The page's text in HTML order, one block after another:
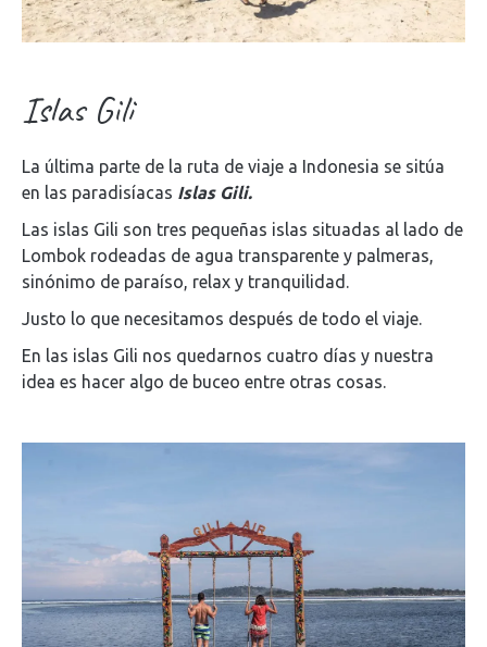
Islas Gili
La última parte de la ruta de viaje a Indonesia se sitúa
en las paradisíacas Islas Gili.
Las islas Gili son tres pequeñas islas situadas al lado de
Lombok rodeadas de agua transparente y palmeras,
sinónimo de paraíso, relax y tranquilidad.
Justo lo que necesitamos después de todo el viaje.
En las islas Gili nos quedarnos cuatro días y nuestra
idea es hacer algo de buceo entre otras cosas.